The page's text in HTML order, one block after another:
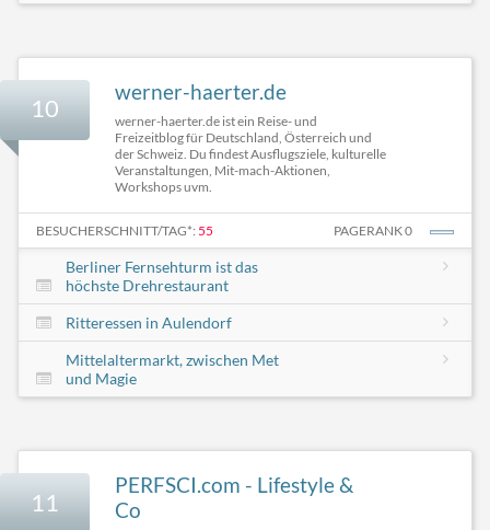
10
werner-haerter.de
werner-haerter.de ist ein Reise- und
Freizeitblog für Deutschland, Österreich und
der Schweiz. Du findest Ausflugsziele, kulturelle
Veranstaltungen, Mit-mach-Aktionen,
Workshops uvm.
BESUCHERSCHNITT/TAG*: 55 PAGERANK 0
Berliner Fernsehturm ist das
höchste Drehrestaurant
Ritteressen in Aulendorf
Mittelaltermarkt, zwischen Met
und Magie
11
PERFSCI.com - Lifestyle &
Co